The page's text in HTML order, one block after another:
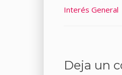
Interés General
Deja un